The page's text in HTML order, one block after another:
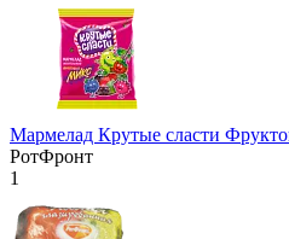
Мармелад Крутые сласти
РотФронт
1